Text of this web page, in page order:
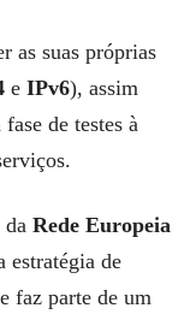
as suas próprias
e IPv6), assim
de testes à
da Rede Europeia
estratégia de
e faz parte de um